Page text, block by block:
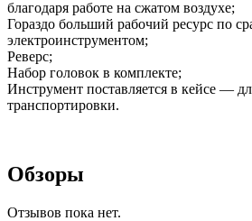
благодаря работе на сжатом воздухе;
Гораздо больший рабочий ресурс по
электроинструментом;
Реверс;
Набор головок в комплекте;
Инструмент поставляется в кейсе —
транспортировки.
Обзоры
Отзывов пока нет.